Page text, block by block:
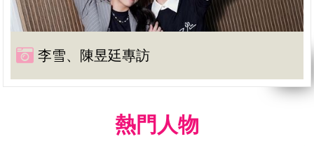
李雪、陳昱廷專訪
熱門人物